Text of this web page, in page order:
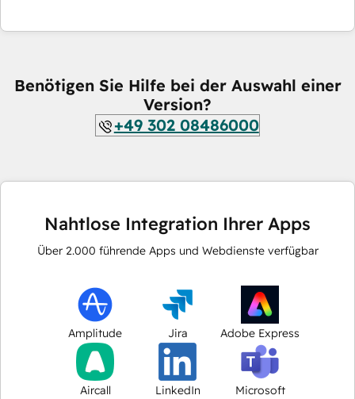
Benötigen Sie Hilfe bei der Auswahl einer
Version?
+49 302 08486000
Nahtlose Integration Ihrer Apps
Über 2.000 führende Apps und Webdienste verfügbar
Amplitude Jira Adobe Express
Aircall LinkedIn
Microsoft